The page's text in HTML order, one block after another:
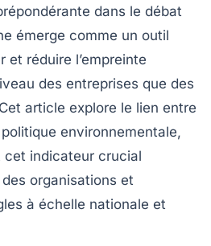
dans le débat
émerge comme un outil
et réduire l’empreinte
des entreprises que des
article explore le lien entre
politique environnementale,
indicateur crucial
organisations et
à échelle nationale et